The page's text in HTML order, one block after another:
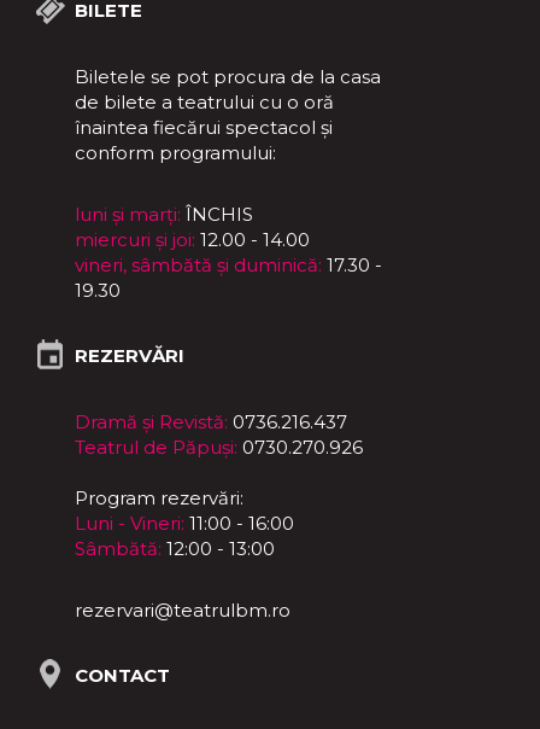
BILETE
Biletele se pot procura de la casa
de bilete a teatrului cu o oră
înaintea fiecărui spectacol și
conform programului:
luni și marți: ÎNCHIS
miercuri și joi: 12.00 - 14.00
vineri, sâmbătă și duminică: 17.30 -
19.30
REZERVĂRI
Dramă și Revistă: 0736.216.437
Teatrul de Păpuși: 0730.270.926
Program rezervări:
Luni - Vineri: 11:00 - 16:00
Sâmbătă: 12:00 - 13:00
rezervari@teatrulbm.ro
CONTACT